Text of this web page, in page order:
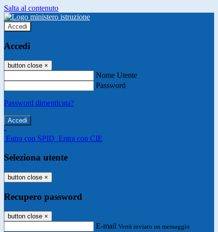
Salta al contenuto
Accedi
Accedi
button close ×
Nome Utente
Password
Password dimenticata?
-
Entra con SPID Entra con CIE
Seleziona utente
button close ×
Recupero password
button close ×
E-mail Verrà inviato un messaggio